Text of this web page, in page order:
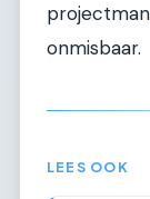
onmisbaar.
LEES OOK